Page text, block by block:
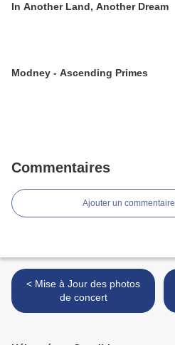
In Another Land, Another Dream
Modney - Ascending Primes
Commentaires
Ajouter un commentaire
< Mise à Jour des photos
de concert